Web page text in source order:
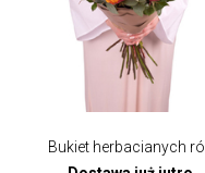
Bukiet herbacianych